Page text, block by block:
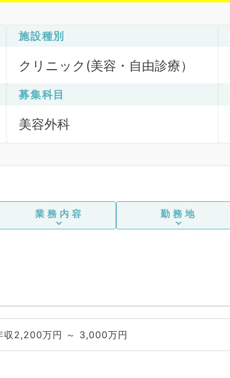
施設種別
クリニック(美容・自由診療）
募集科目
美容外科
業務内容 勤務地
収2,200万円 ～ 3,000万円